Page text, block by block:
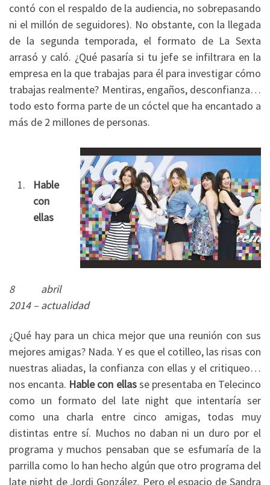
contó con el respaldo de la audiencia, no sobrepasando
ni el millón de seguidores). No obstante, con la llegada
de la segunda temporada, el formato de La Sexta
arrasó y caló. ¿Qué pasaría si tu jefe se infiltrara en la
empresa en la que trabajas para él para investigar cómo
trabajas realmente? Mentiras, engaños, desconfianza…
todo esto forma parte de un cóctel que ha encantado a
más de 2 millones de personas.
Hable
con
ellas
8 abril
2014 – actualidad
¿Qué hay para un chica mejor que una reunión con sus
mejores amigas? Nada. Y es que el cotilleo, las risas con
nuestras aliadas, la confianza con ellas y el critiqueo…
nos encanta. Hable con ellasse presentaba en Telecinco
como un formato del late night que intentaría ser
como una charla entre cinco amigas, todas muy
distintas entre sí. Muchos no daban ni un duro por el
programa y muchos pensaban que se esfumaría de la
parrilla como lo han hecho algún que otro programa del
late night de Jordi González. Pero el espacio de Sandra